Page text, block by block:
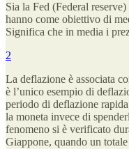
Sia la Fed (Federal
hanno come obiettivo di
Significa che in media i
2
La deflazione è associata
è l’unico esempio di
periodo di deflazione
la moneta invece di
fenomeno si è verificato
Giappone, quando un